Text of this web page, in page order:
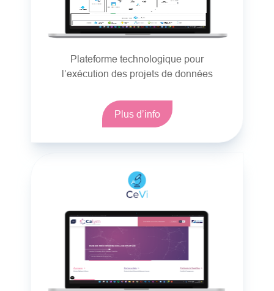
Plateforme technologique pour
l’exécution des projets de données
Plus d’info